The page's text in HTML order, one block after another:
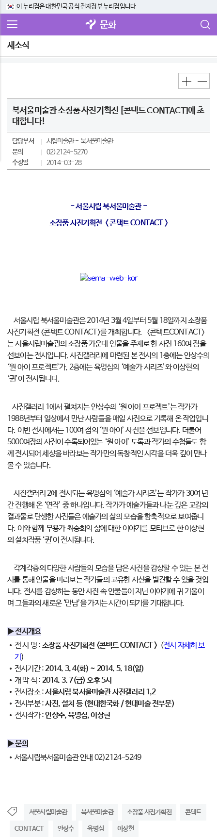
이 누리집은 대한민국 공식 전자정부 누리집입니다.
문화
새소식
북서울미술관 소장품 사진기획전 [콘택트 CONTACT]에 초
대합니다!
담당부서 시립미술관
북서울미술관
문의
02)2124-5270
수정일
2014-03-28
- 서울시립 북서울미술관 -
소장품 사진기획전 < 콘택트 CONTACT >
서울시립 북서울미술관은 2014년 3월 4일부터 5월 18일까지 소장품
사진기획전 <콘택트 CONTACT>를 개최합니다. <콘택트CONTACT>
는 서울시립미술관의 소장품 가운데 인물을 주제로 한 사진 160여 점을
선보이는 전시입니다. 사진갤러리에 마련된 본 전시의 1층에는 안상수의
‘원 아이 프로젝트’가, 2층에는 육명심의 ‘예술가 시리즈’와 이상현의
‘퀸’이 전시됩니다.
사진갤러리 1에서 펼쳐지는 안상수의 ‘원 아이 프로젝트’는 작가가
1988년부터 일상에서 만난 사람들을 매일 사진으로 기록해 온 작업입니
다. 이번 전시에서는 100여 점의 ‘원 아이’ 사진을 선보입니다. 더불어
5000여장의 사진이 수록되어있는 ‘원 아이’ 도록과 작가의 수첩들도 함
께 전시되어 세상을 바라보는 작가만의 독창적인 시각을 더욱 깊이 만나
볼 수 있습니다.
사진갤러리 2에 전시되는 육명심의 ‘예술가 시리즈’는 작가가 30여 년
간 진행해 온 ‘연작’ 중 하나입니다. 작가가 예술가들과 나눈 깊은 교감의
결과물로 탄생한 사진들은 예술가의 삶의 모습을 함축적으로 보여줍니
다. 이와 함께 무용가 최승희의 삶에 대한 이야기를 모티브로 한 이상현
의 설치작품 ‘퀸’이 전시됩니다.
각계각층의 다양한 사람들의 모습을 담은 사진을 감상할 수 있는 본 전
시를 통해 인물을 바라보는 작가들의 고유한 시선을 발견할 수 있을 것입
니다. 전시를 감상하는 동안 사진 속 인물들이 지닌 이야기에 귀 기울이
며 그들과의 새로운 ‘만남’을 가지는 시간이 되기를 기대합니다.
▶ 전시개요
전 시 명 : 소장품 사진기획전 <콘택트 CONTACT > (전시 자세히 보
기 )
전시기간 :2014. 3. 4(화) ~ 2014. 5. 18(일)
개 막 식 : 2014. 3. 7(금) 오후 5시
전시장소 :서울시립 북서울미술관 사진갤러리 1,2
전시부분 :사진, 설치 등 (현대한국화 / 현대미술 전부문)
전시작가 :안상수, 육명심, 이상현
▶ 문의
서울시립북서울미술관 안내 02)2124-5249
서울시립미술관 북서울미술관 소장품 사진기획전 콘택트
CONTACT 안상수 육명심 이상현